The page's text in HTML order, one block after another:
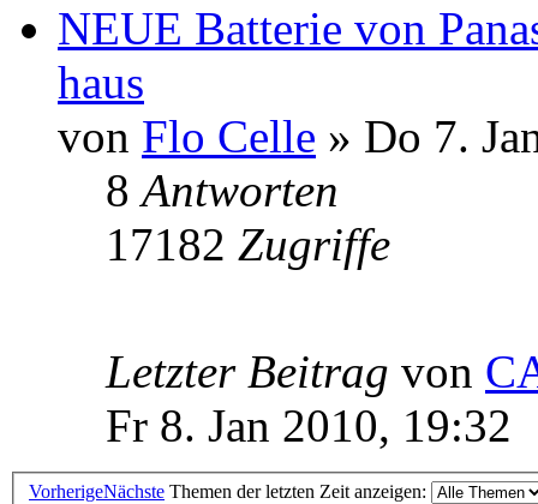
NEUE Batterie von
haus
von Flo Celle » Do 7.
8Antworten
17182 Zugriffe
Letzter Beitrag von
Fr 8. Jan 2010, 19:32
VorherigeNächste Themen der letzten Zeit anzeigen: